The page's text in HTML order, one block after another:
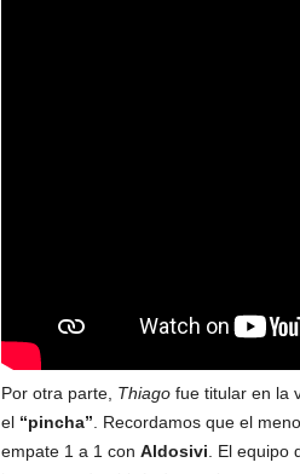
Por otra parte, Thiagofue titular en la
el “pincha” . Recordamos que el
empate 1 a 1 con Aldosivi . El equipo